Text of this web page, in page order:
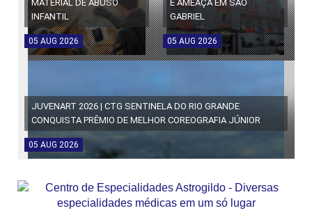
MATERIAL DE ABUSO
INFANTIL
05 AUG 2026
E AMEAÇA EM SÃO
GABRIEL
05 AUG 2026
JUVENART 2026 | CTG SENTINELA DO RIO GRANDE
CONQUISTA PRÊMIO DE MELHOR COREOGRAFIA JÚNIOR
05 AUG 2026